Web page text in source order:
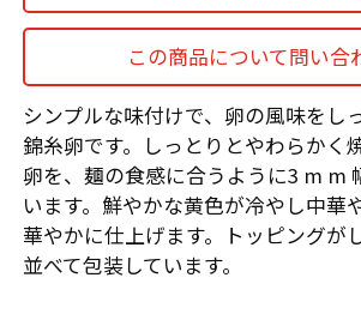
この商品について問い合
シンプルな味付けで、卵の風味をし
錦糸卵です。しっとりとやわらかく
卵を、麺の食感に合うように3 m m
います。鮮やかな黄色が冷やし中華
華やかに仕上げます。トッピングが
並べて包装しています。